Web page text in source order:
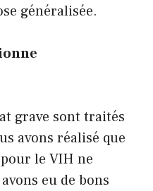
généralisée.
grave sont traités
avons réalisé que
le VIH ne
eu de bons